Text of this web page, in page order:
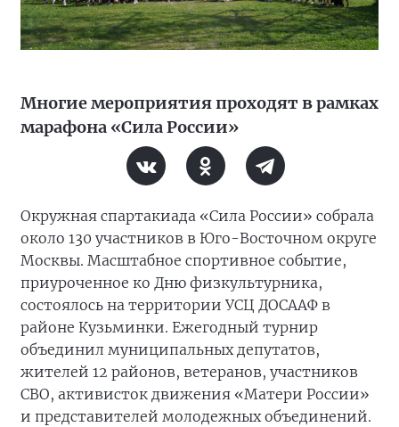
Многие мероприятия проходят в рамках
марафона «Сила России»
Окружная спартакиада «Сила России» собрала
около 130 участников в Юго-Восточном округе
Москвы. Масштабное спортивное событие,
приуроченное ко Дню физкультурника,
состоялось на территории УСЦ ДОСААФ в
районе Кузьминки. Ежегодный турнир
объединил муниципальных депутатов,
жителей 12 районов, ветеранов, участников
СВО, активисток движения «Матери России»
и представителей молодежных объединений.